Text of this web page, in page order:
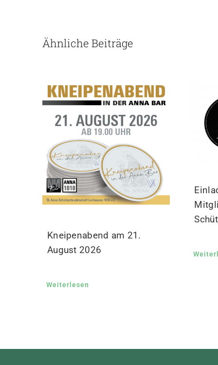
Ähnliche Beiträge
Kneipenabend am 21.
August 2026
Weiterlesen